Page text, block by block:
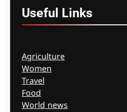
Useful Links
Agriculture
Women
Travel
Food
World news